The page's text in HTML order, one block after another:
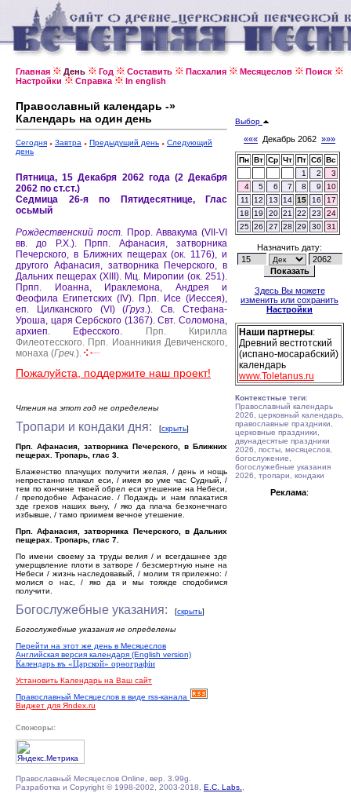
Главная День Год Составить Пасхалия Месяцеслов
Поиск
Настройки
Справка In english
Православный календарь -»
Календарь на один день
Сегодня Завтра Предыдущий день
Следующий
день
Пятница, 15 Декабря 2062 года (2 Декабря
2062 по ст.ст.)
Седмица 26-я по Пятидесятнице, Глас
осьмый
Рождественский пост. Прор. Аввакума (VII-VI
вв. до Р.Х.).
Прпп. Афанасия, затворника
Печерского, в Ближних пещерах (ок. 1176), и
другого Афанасия, затворника Печерского, в
Дальних пещерах (XIII). Мц. Миропии (ок. 251).
Прпп. Иоанна, Ираклемона, Андрея и
Феофила Египетских (IV). Прп. Исе (Иессея),
еп. Цилканского (VI) (Груз.).Св. Стефана-
Уроша, царя Сербского (1367).Свт. Соломона,
архиеп. Ефесского.
Прп. Кирилла
Филеотесского. Прп. Иоанникия Девиченского,
монаха (Греч.).
Пожалуйста, поддержите наш проект!
Чтения на этот год не определены
Тропари и кондаки дня: [скрыть]
Прп. Афанасия, затворника Печерского, в Ближних
пещерах. Тропарь, глас 3.
Блаженство плачущих получити желая, / день и нощь
непрестанно плакал еси, / имея во уме час Судный, /
тем по кончине твоей обрел еси утешение на Небеси,
/ преподобне Афанасие. / Подаждь и нам плакатися
зде грехов наших выну, / яко да плача безконечнаго
избывше, / тамо приимем вечное утешение.
Прп. Афанасия, затворника Печерского, в Дальних
пещерах. Тропарь, глас 7.
По имени своему за труды велия / и всегдашнее зде
умерщвление плоти в затворе / безсмертную ныне на
Небеси / жизнь наследовавый, / молим тя прилежно: /
молися о нас, / яко да и мы тояжде сподобимся
получити.
Богослужебные указания: [скрыть]
Богослужебные указания не определены
Перейти на этот же день в Месяцеслов
Английская версия календаря (English version)
Календарь въ «Царской» орѳографiи
Установить Календарь на Ваш сайт
Православный Месяцеслов в виде rss-канала
Виджет для Яndex.ru
Выбор
««« Декабрь 2062 »»»
Пн Вт Ср Чт Пт Сб Вс
1
2
3
4
5 6 7 8 9
10
11
12 13 14 15 16
17
18
19 20 21 22 23
24
25 26 27 28 29 30 31
Назначить дату:
Здесь Вы можете
изменить или сохранить
Настройки
Наши партнеры:
Древний вестготский
(испано-мосарабский)
календарь
www.Toletanus.ru
Контекстные теги:
Православный календарь
2026, церковный календарь,
православные праздники,
церковные праздники,
двунадесятые праздники
2026, посты, месяцеслов,
богослужение,
богослужебные указания
2026, тропари, кондаки
Реклама:
Спонсоры:
Православный Месяцеслов Online, вер. 3.99g.
Разработка и Copyright © 1998-2002, 2003-2018, E.C. Labs.